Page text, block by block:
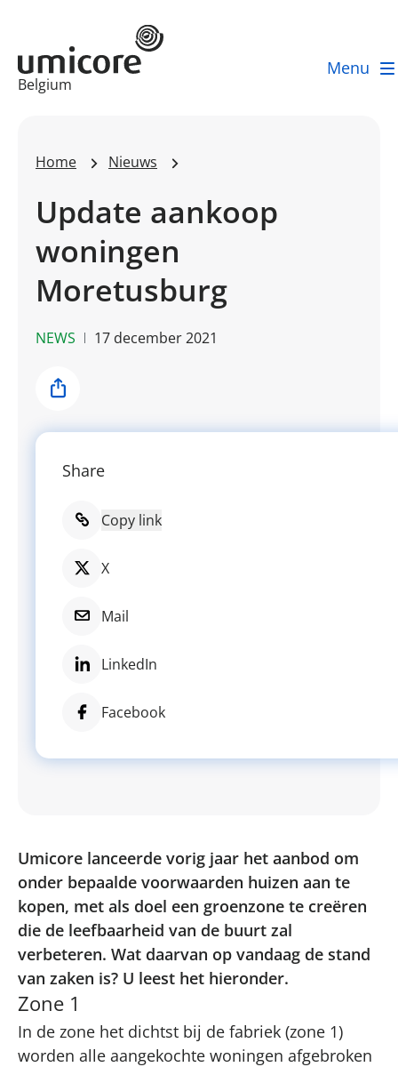
Businessunit:
Belgium
Menu
Home Nieuws
Update aankoop
woningen
Moretusburg
NEWS 17 december 2021
Share
Share
Copy link
X
Mail
LinkedIn
Facebook
Umicore lanceerde vorig jaar het aanbod om
onder bepaalde voorwaarden huizen aan te
kopen, met als doel een groenzone te creëren
die de leefbaarheid van de buurt zal
verbeteren. Wat daarvan op vandaag de stand
van zaken is? U leest het hieronder.
Zone 1
In de zone het dichtst bij de fabriek (zone 1)
worden alle aangekochte woningen afgebroken